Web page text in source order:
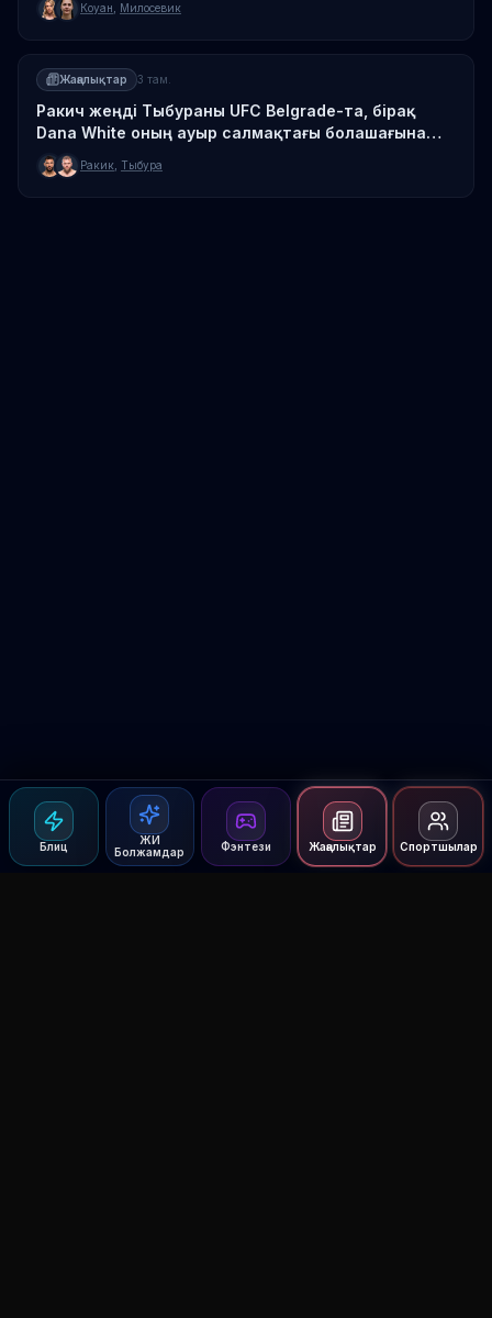
Блиц
ЖИ
Болжамдар
Фэнтези Жаңалықтар Спортшылар
Коуан Милосевик
Жаңалықтар 3 там.
Ракич жеңді Тыбураны UFC Belgrade-та, бірақ
Dana White оның ауыр салмақтағы болашағына
күмәнди
Ракик Тыбура